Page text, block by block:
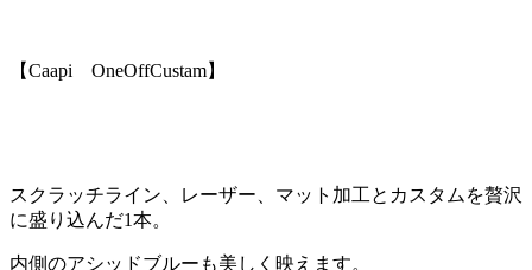
【Caapi OneOffCustam】
スクラッチライン、レーザー、マット加工とカスタムを贅沢
に盛り込んだ1本。
内側のアシッドブルーも美しく映えます。